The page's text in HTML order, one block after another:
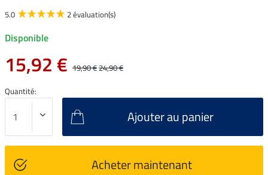
5.0 2 évaluation(s)
Disponible
15,92 € 19,90 €24,90 €
Quantité:
Ajouter au panier
Acheter maintenant